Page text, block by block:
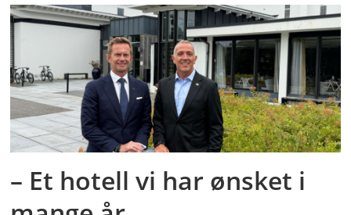
– Et hotell vi har ønsket i